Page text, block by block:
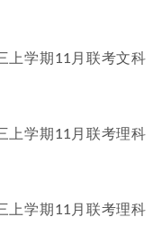
上学期11月联考文科
上学期11月联考理科
上学期11月联考理科